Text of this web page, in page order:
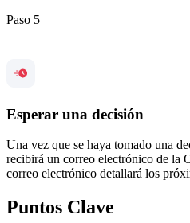
Paso 5
Esperar una decisión
Una vez que se haya tomado una
recibirá un correo electrónico de la
correo electrónico detallará los
Puntos Clave